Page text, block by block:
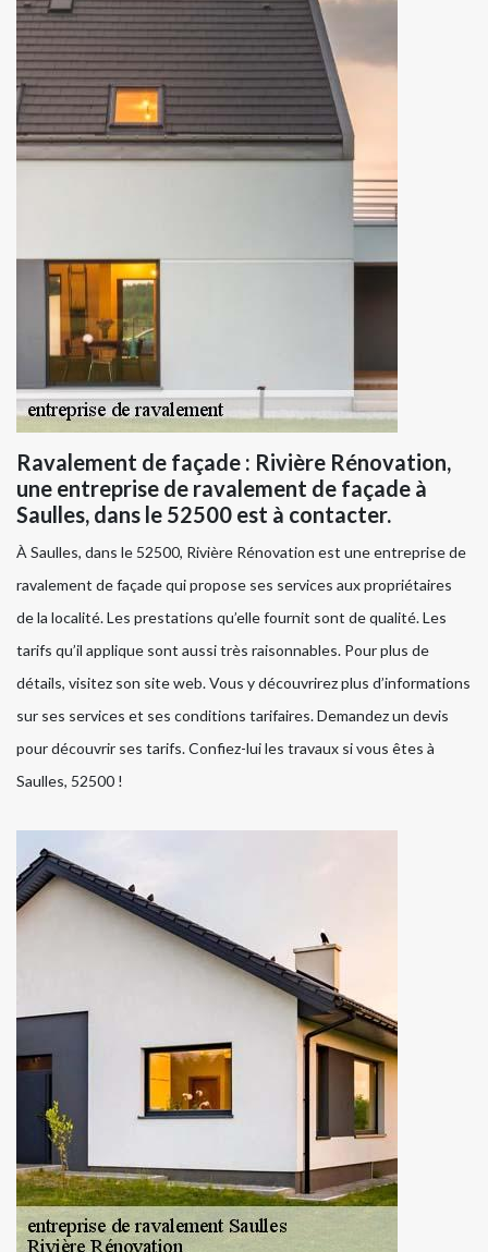
Ravalement de façade : Rivière Rénovation,
une entreprise de ravalement de façade à
Saulles, dans le 52500 est à contacter.
À Saulles, dans le 52500, Rivière Rénovation est une entreprise de
ravalement de façade qui propose ses services aux propriétaires
de la localité. Les prestations qu’elle fournit sont de qualité. Les
tarifs qu’il applique sont aussi très raisonnables. Pour plus de
détails, visitez son site web. Vous y découvrirez plus d’informations
sur ses services et ses conditions tarifaires. Demandez un devis
pour découvrir ses tarifs. Confiez-lui les travaux si vous êtes à
Saulles, 52500 !